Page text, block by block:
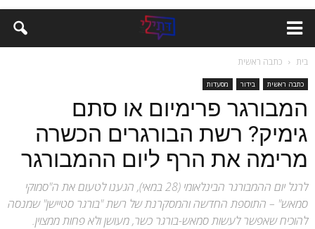
בית כתבה ראשית
כתבה ראשית בידור מסעדות
המבורגר פרימיום או סתם
גימיק? רשת הבורגרים הכשרה
מרימה את הרף ליום ההמבורגר
לרגל יום ההמבורגר הבינלאומי (28 במאי), הגענו לטעום את ה"סמוקי
סמאש" – התוספת החדשה והמסקרנת של רשת "בורגר סטיישן" שמנסה
להוכיח שאפשר לעשות סמאש-בורגר כשר, מעושן ולא פחות ממצוין.